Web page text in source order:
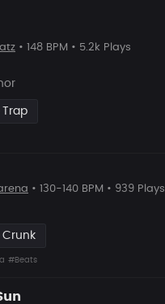
• 148 BPM • 5.2k Plays
Trap
• 130-140 BPM • 939 Plays
Crunk
#Beats